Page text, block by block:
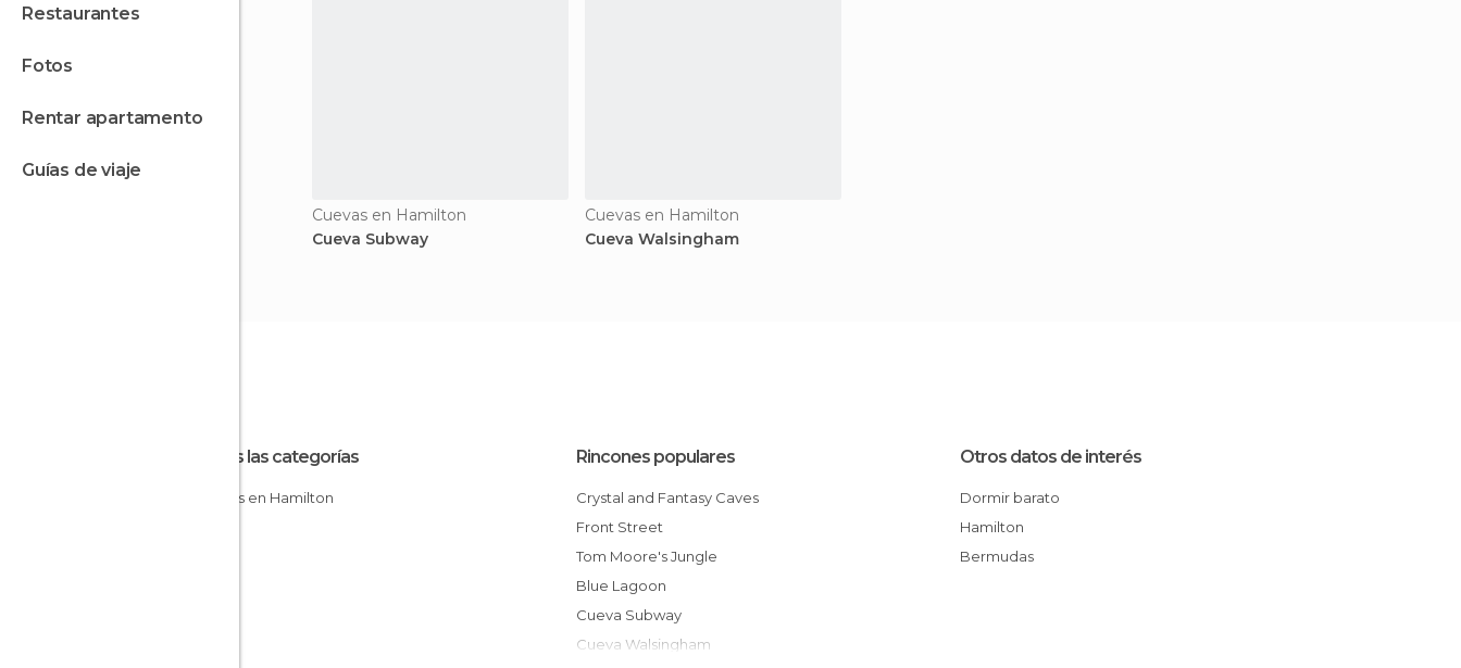
restaurantes
fotos
rentar apartamento
guías de viaje
Cuevas en Hamilton
Cueva Subway
Cuevas en Hamilton
Cueva Walsingham
Todas las categorías
Cuevas en Hamilton
Rincones populares
Crystal and Fantasy Caves
Front Street
Tom Moore's Jungle
Blue Lagoon
Cueva Subway
Cueva Walsingham
Otros datos de interés
Dormir barato
Hamilton
Bermudas